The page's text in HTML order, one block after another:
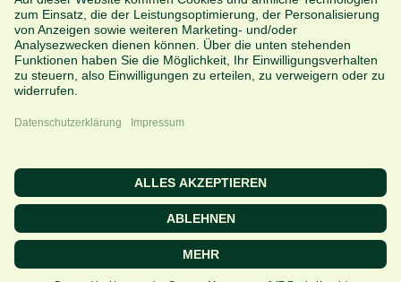
Impressum|Datenschutz|AGB|
Buchungsbedingungen